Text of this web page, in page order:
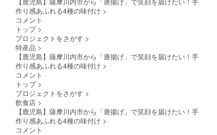
り2か月
選びく
リッと
リッと
より2か
月
リッと
さり&後
を引く
かな青
のり入
作り感あふれる4種の味付け >
コメント
トップ >
プロジェクトをさがす >
特産品 >
【鹿児島】薩摩川内市から「唐揚げ」で笑顔を届けたい！手
作り感あふれる4種の味付け >
コメント
トップ >
プロジェクトをさがす >
飲食店 >
【鹿児島】薩摩川内市から「唐揚げ」で笑顔を届けたい！手
作り感あふれる4種の味付け >
コメント